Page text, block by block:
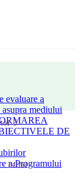
evaluare a
mediului
DE
a Programului
5
14:00